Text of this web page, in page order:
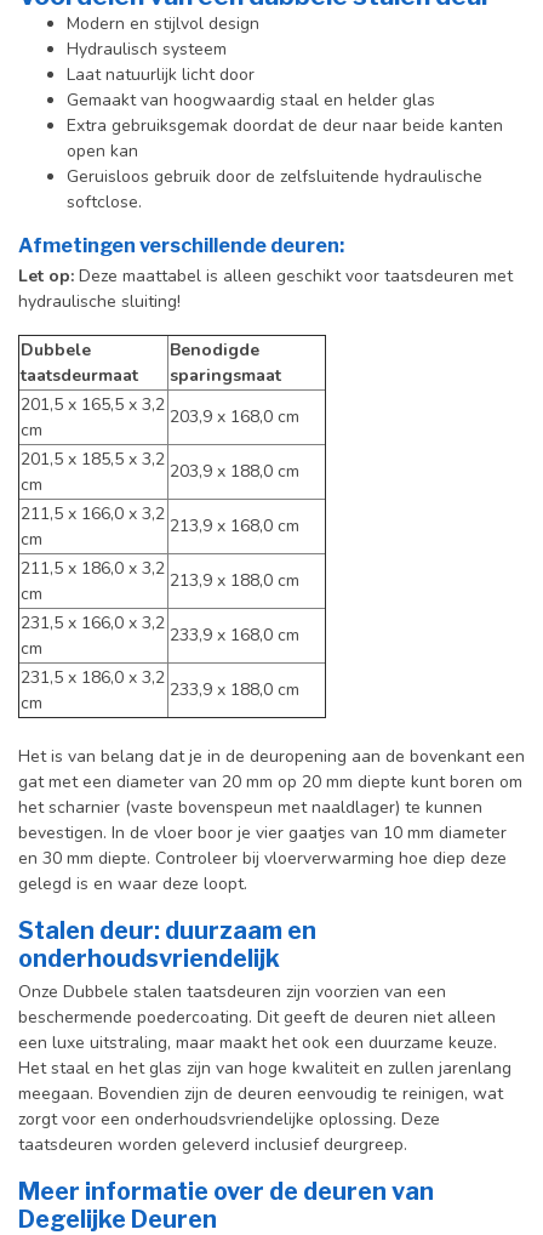
Modern en stijlvol design
Hydraulisch systeem
Laat natuurlijk licht door
Gemaakt van hoogwaardig staal en helder glas
Extra gebruiksgemak doordat de deur naar beide kanten
open kan
Geruisloos gebruik door de zelfsluitende hydraulische
softclose.
Afmetingen verschillende deuren:
Let op: Deze maattabel is alleen geschikt voor taatsdeuren met
hydraulische sluiting!
Dubbele
taatsdeurmaat
Benodigde
sparingsmaat
201,5 x 165,5 x 3,2
cm
203,9 x 168,0 cm
201,5 x 185,5 x 3,2
cm
203,9 x 188,0 cm
211,5 x 166,0 x 3,2
cm
213,9 x 168,0 cm
211,5 x 186,0 x 3,2
cm
213,9 x 188,0 cm
231,5 x 166,0 x 3,2
cm
233,9 x 168,0 cm
231,5 x 186,0 x 3,2
cm
233,9 x 188,0 cm
Het is van belang dat je in de deuropening aan de bovenkant een
gat met een diameter van 20 mm op 20 mm diepte kunt boren om
het scharnier (vaste bovenspeun met naaldlager) te kunnen
bevestigen. In de vloer boor je vier gaatjes van 10 mm diameter
en 30 mm diepte. Controleer bij vloerverwarming hoe diep deze
gelegd is en waar deze loopt.
Stalen deur: duurzaam en
onderhoudsvriendelijk
Onze Dubbele stalen taatsdeuren zijn voorzien van een
beschermende poedercoating. Dit geeft de deuren niet alleen
een luxe uitstraling, maar maakt het ook een duurzame keuze.
Het staal en het glas zijn van hoge kwaliteit en zullen jarenlang
meegaan. Bovendien zijn de deuren eenvoudig te reinigen, wat
zorgt voor een onderhoudsvriendelijke oplossing. Deze
taatsdeuren worden geleverd inclusief deurgreep.
Meer informatie over de deuren van
Degelijke Deuren